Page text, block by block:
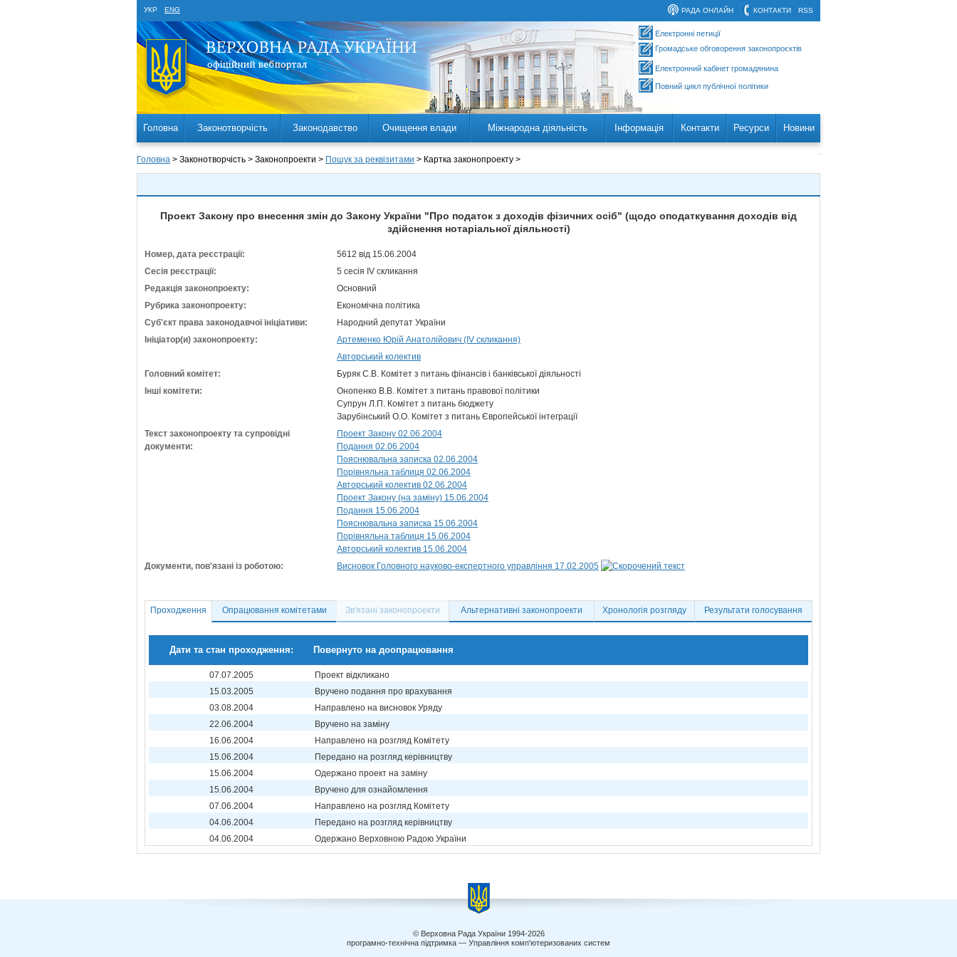
УКР ENG RSS
КОНТАКТИ
РАДА ОНЛАЙН
Електронні петиції
Громадське обговорення законопроєктів
Електронний кабінет громадянина
Повний цикл публічної політики
Головна Законотворчість Законодавство Очищення влади Міжнародна діяльність Інформація Контакти Ресурси Новини
Головна > Законотворчість > Законопроекти > Пошук за реквізитами > Картка законопроекту >
Проект Закону про внесення змін до Закону України "Про податок з доходів фізичних осіб" (щодо оподаткування доходів від
здійснення нотаріальної діяльності)
Номер, дата реєстрації:
5612 від 15.06.2004
Сесія реєстрації:
5 сесія IV скликання
Редакція законопроекту:
Основний
Рубрика законопроекту:
Економічна політика
Суб'єкт права законодавчої ініціативи:
Народний депутат України
Ініціатор(и) законопроекту:
Артеменко Юрій Анатолійович (IV скликання)
Авторський колектив
Головний комітет:
Буряк С.В. Комітет з питань фінансів і банківської діяльності
Інші комітети:
Онопенко В.В. Комітет з питань правової політики
Супрун Л.П. Комітет з питань бюджету
Зарубінський О.О. Комітет з питань Європейської інтеграції
Текст законопроекту та супровідні
документи:
Проект Закону 02.06.2004
Подання 02.06.2004
Пояснювальна записка 02.06.2004
Порівняльна таблиця 02.06.2004
Авторський колектив 02.06.2004
Проект Закону (на заміну) 15.06.2004
Подання 15.06.2004
Пояснювальна записка 15.06.2004
Порівняльна таблиця 15.06.2004
Авторський колектив 15.06.2004
Документи, пов'язані із роботою:
Висновок Головного науково-експертного управління 17.02.2005
Проходження Опрацювання комітетами Зв'язані законопроекти Альтернативні законопроекти Хронологія розгляду Результати голосування
Дати та стан проходження: Повернуто на доопрацювання
07.07.2005
Проект відкликано
15.03.2005
Вручено подання про врахування
03.08.2004
Направлено на висновок Уряду
22.06.2004
Вручено на заміну
16.06.2004
Направлено на розгляд Комітету
15.06.2004
Передано на розгляд керівництву
15.06.2004
Одержано проект на заміну
15.06.2004
Вручено для ознайомлення
07.06.2004
Направлено на розгляд Комітету
04.06.2004
Передано на розгляд керівництву
04.06.2004
Одержано Верховною Радою України
© Верховна Рада України 1994-2026
програмно-технічна підтримка — Управління комп'ютеризованих систем